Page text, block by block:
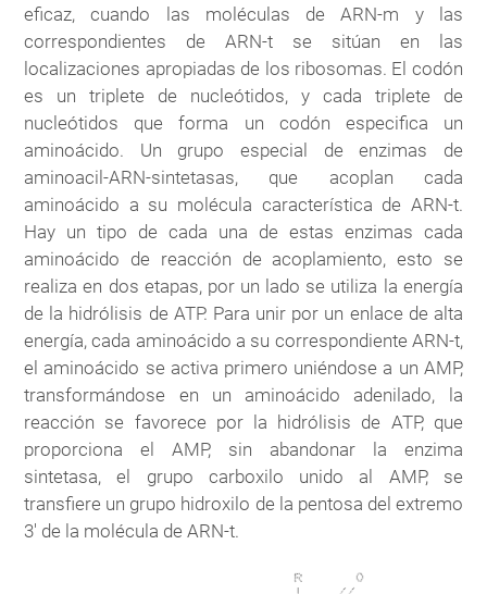
eficaz, cuando las moléculas de ARN-m y las
correspondientes de ARN-t se sitúan en las
localizaciones apropiadas de los ribosomas. El codón
es un triplete de nucleótidos, y cada triplete de
nucleótidos que forma un codón especifica un
aminoácido. Un grupo especial de enzimas de
aminoacil-ARN-sintetasas, que acoplan cada
aminoácido a su molécula característica de ARN-t.
Hay un tipo de cada una de estas enzimas cada
aminoácido de reacción de acoplamiento, esto se
realiza en dos etapas, por un lado se utiliza la energía
de la hidrólisis de ATP. Para unir por un enlace de alta
energía, cada aminoácido a su correspondiente ARN-t,
el aminoácido se activa primero uniéndose a un AMP,
transformándose en un aminoácido adenilado, la
reacción se favorece por la hidrólisis de ATP, que
proporciona el AMP, sin abandonar la enzima
sintetasa, el grupo carboxilo unido al AMP, se
transfiere un grupo hidroxilo de la pentosa del extremo
3' de la molécula de ARN-t.